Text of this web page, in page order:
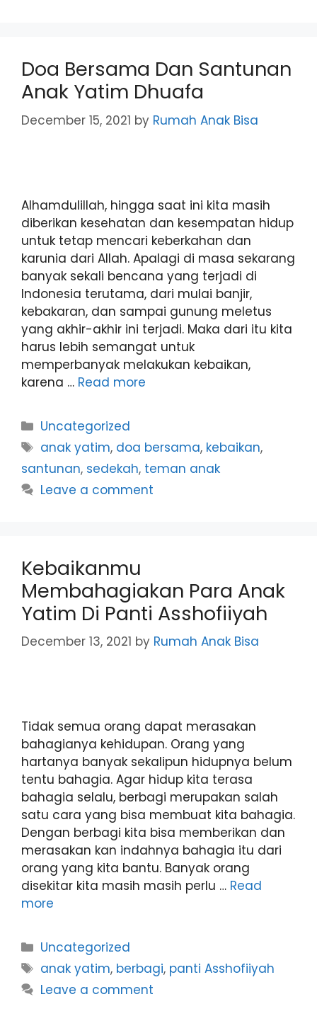
Doa Bersama Dan Santunan
Anak Yatim Dhuafa
December 15, 2021 by Rumah Anak Bisa
Alhamdulillah, hingga saat ini kita masih
diberikan kesehatan dan kesempatan hidup
untuk tetap mencari keberkahan dan
karunia dari Allah. Apalagi di masa sekarang
banyak sekali bencana yang terjadi di
Indonesia terutama, dari mulai banjir,
kebakaran, dan sampai gunung meletus
yang akhir-akhir ini terjadi. Maka dari itu kita
harus lebih semangat untuk
memperbanyak melakukan kebaikan,
karena … Read more
Uncategorized
anak yatim, doa bersama, kebaikan,
santunan, sedekah, teman anak
Leave a comment
Kebaikanmu
Membahagiakan Para Anak
Yatim Di Panti Asshofiiyah
December 13, 2021 by Rumah Anak Bisa
Tidak semua orang dapat merasakan
bahagianya kehidupan. Orang yang
hartanya banyak sekalipun hidupnya belum
tentu bahagia. Agar hidup kita terasa
bahagia selalu, berbagi merupakan salah
satu cara yang bisa membuat kita bahagia.
Dengan berbagi kita bisa memberikan dan
merasakan kan indahnya bahagia itu dari
orang yang kita bantu. Banyak orang
disekitar kita masih masih perlu … Read
more
Uncategorized
anak yatim, berbagi, panti Asshofiiyah
Leave a comment